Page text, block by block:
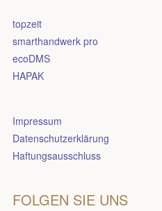
topzeit
smarthandwerk pro
ecoDMS
HAPAK
Impressum
Datenschutzerklärung
Haftungsausschluss
FOLGEN SIE UNS